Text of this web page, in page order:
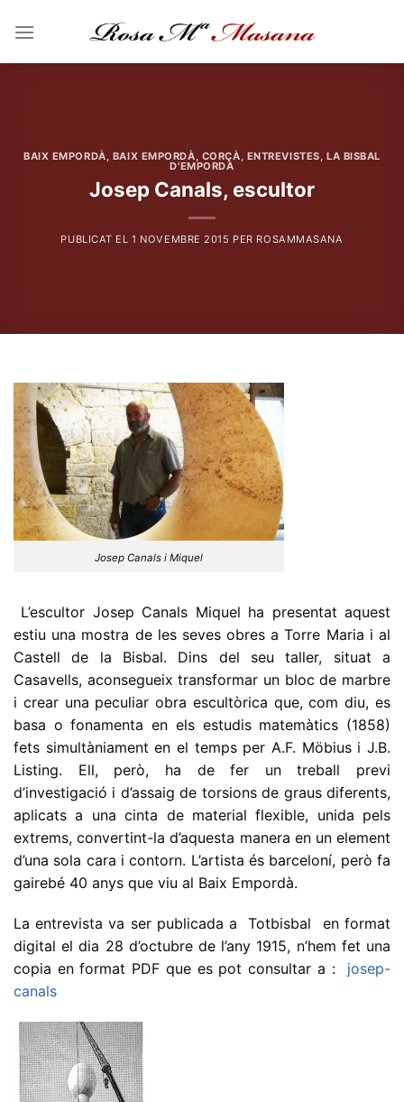
BAIX EMPORDÀ BAIX EMPORDÀ CORÇÀ ENTREVISTES LA BISBAL
D'EMPORDÀ
Josep Canals, escultor
PUBLICAT EL1 NOVEMBRE 2015 PER ROSAMMASANA
Josep Canals i Miquel
L’escultor Josep Canals Miquel ha presentat aquest
estiu una mostra de les seves obres a Torre Maria i al
Castell de la Bisbal. Dins del seu taller, situat a
Casavells, aconsegueix transformar un bloc de marbre
i crear una peculiar obra escultòrica que, com diu, es
basa o fonamenta en els estudis matemàtics (1858)
fets simultàniament en el temps per A.F. Möbius i J.B.
Listing. Ell, però, ha de fer un treball previ
d’investigació i d’assaig de torsions de graus diferents,
aplicats a una cinta de material flexible, unida pels
extrems, convertint-la d’aquesta manera en un element
d’una sola cara i contorn. L’artista és barceloní, però fa
gairebé 40 anys que viu al Baix Empordà.
La entrevista va ser publicada a Totbisbal en format
digital el dia 28 d’octubre de l’any 1915, n’hem fet una
copia en format PDF que es pot consultar a : josep-
canals